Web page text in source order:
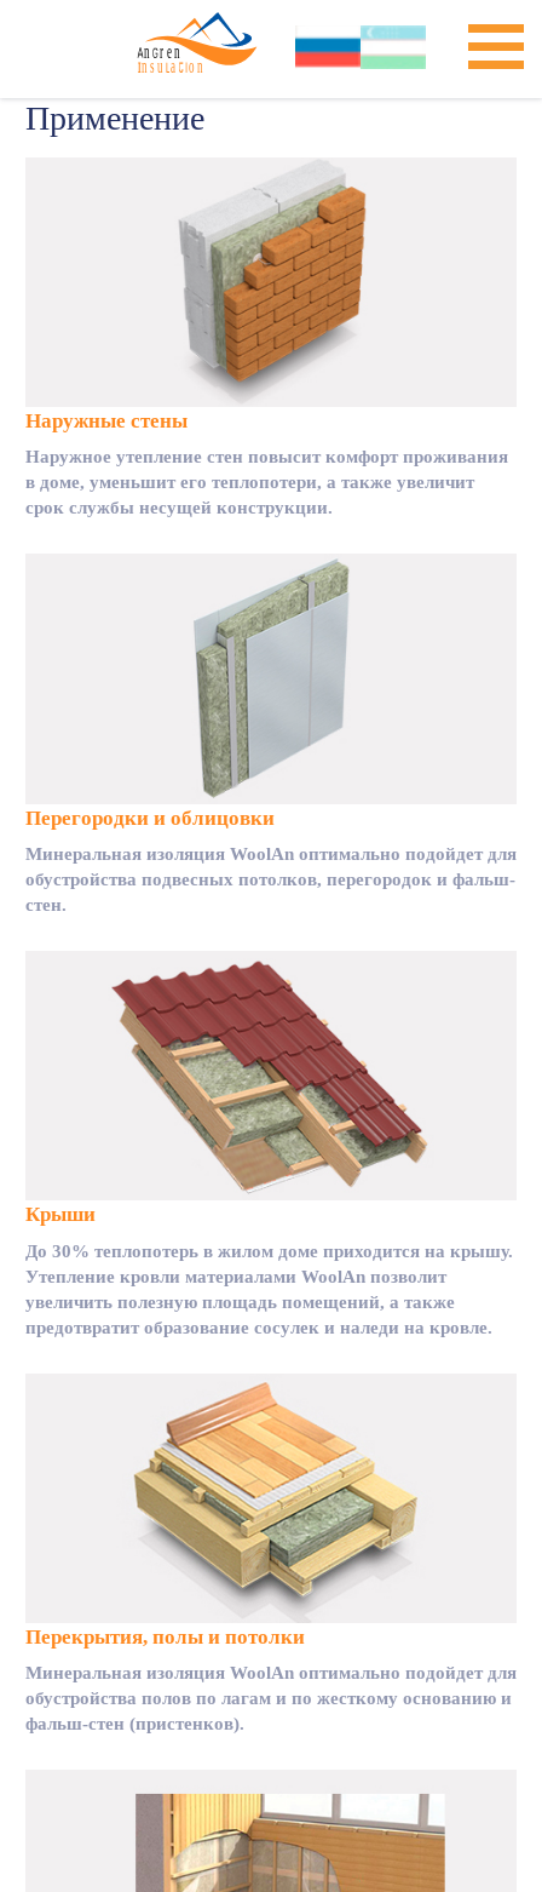
Применение
Наружные стены
Наружное утепление стен повысит комфорт проживания
в доме, уменьшит его теплопотери, а также увеличит
срок службы несущей конструкции.
Перегородки и облицовки
Минеральная изоляция WoolAn оптимально подойдет для
обустройства подвесных потолков, перегородок и фальш-
стен.
Крыши
До 30% теплопотерь в жилом доме приходится на крышу.
Утепление кровли материалами WoolAn позволит
увеличить полезную площадь помещений, а также
предотвратит образование сосулек и наледи на кровле.
Перекрытия, полы и потолки
Минеральная изоляция WoolAn оптимально подойдет для
обустройства полов по лагам и по жесткому основанию и
фальш-стен (пристенков).